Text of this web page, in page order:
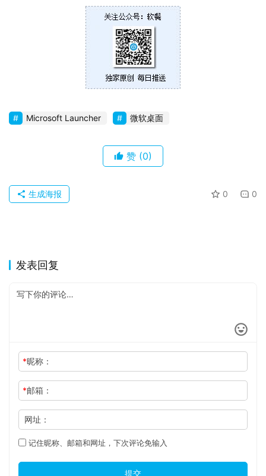
Microsoft Launcher 微软桌面
赞 (0)
0 0
生成海报
发表回复
*昵称：
*邮箱：
网址：
记住昵称、邮箱和网址，下次评论免输入
提交